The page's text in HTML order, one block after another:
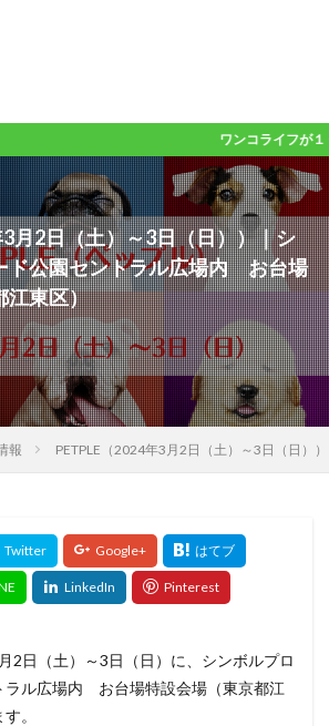
ワンコライフが１０００倍
月2日（土）～3日（日））｜シ
ド公園セントラル広場内 お台場
江東区）
報 PETPLE（2024年3月2日（土）～3日（日
2日（土）～3日（日）に、シンボルプロ
ラル広場内 お台場特設会場（東京都江
。